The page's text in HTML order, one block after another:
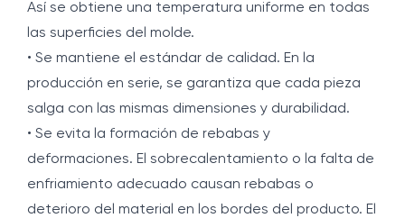
Así se obtiene una temperatura uniforme en todas
las superficies del molde.
• Se mantiene el estándar de calidad. En la
producción en serie, se garantiza que cada pieza
salga con las mismas dimensiones y durabilidad.
• Se evita la formación de rebabas y
deformaciones. El sobrecalentamiento o la falta de
enfriamiento adecuado causan rebabas o
deterioro del material en los bordes del producto. El